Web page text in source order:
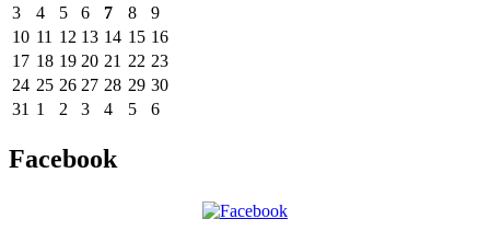
3
4 5 6 7 8
9
10 11 12 13 14 15 16
17 18 19 20 21 22 23
24 25 26 27 28 29 30
31 1 2 3 4 5 6
Facebook